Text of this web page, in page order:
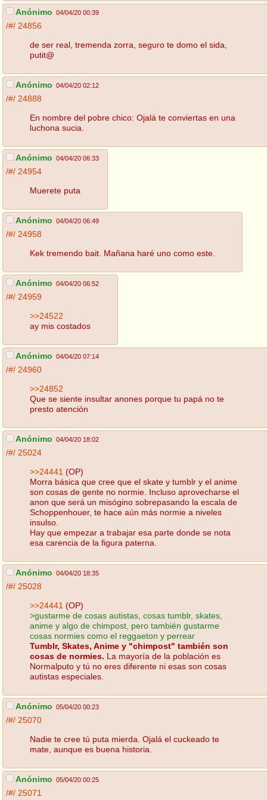
Anónimo 04/04/20 00:39
/#/ 24856
de ser real, tremenda zorra, seguro te domo el sida,
putit@
Anónimo 04/04/20 02:12
/#/ 24888
En nombre del pobre chico: Ojalá te conviertas en una
luchona sucia.
Anónimo 04/04/20 06:33
/#/ 24954
Muerete puta
Anónimo 04/04/20 06:49
/#/ 24958
Kek tremendo bait. Mañana haré uno como este.
Anónimo 04/04/20 06:52
/#/ 24959
>>24522
ay mis costados
Anónimo 04/04/20 07:14
/#/ 24960
>>24852
Que se siente insultar anones porque tu papá no te
presto atención
Anónimo 04/04/20 18:02
/#/ 25024
>>24441 (OP)
Morra básica que cree que el skate y tumblr y el anime
son cosas de gente no normie. Incluso aprovecharse el
anon que será un misógino sobrepasando la escala de
Schoppenhouer, te hace aún más normie a niveles
insulso.
Hay que empezar a trabajar esa parte donde se nota
esa carencia de la figura paterna.
Anónimo 04/04/20 18:35
/#/ 25028
>>24441 (OP)
>gustarme de cosas autistas, cosas tumblr, skates,
anime y algo de chimpost, pero también gustarme
cosas normies como el reggaeton y perrear
Tumblr, Skates, Anime y "chimpost" también son
cosas de normies. La mayoría de la población es
Normalputo y tú no eres diferente ni esas son cosas
autistas especiales.
Anónimo 05/04/20 00:23
/#/ 25070
Nadie te cree tú puta mierda. Ojalá el cuckeado te
mate, aunque es buena historia.
Anónimo 05/04/20 00:25
/#/ 25071